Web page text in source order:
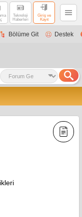
Teknoloji
Haberleri
Giriş ve
Kayıt
Bölüme Git Destek